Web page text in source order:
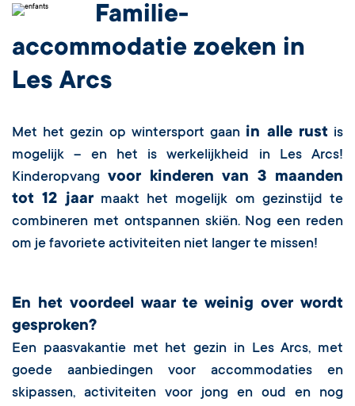
Familie-
accommodatie zoeken in
Les Arcs
Met het gezin op wintersport gaan in alle rust is
mogelijk – en het is werkelijkheid in Les Arcs!
Kinderopvang voor kinderen van 3 maanden
tot 12 jaarmaakt het mogelijk om gezinstijd te
combineren met ontspannen skiën. Nog een reden
om je favoriete activiteiten niet langer te missen!
En het voordeel waar te weinig over wordt
gesproken?
Een paasvakantie met het gezin in Les Arcs, met
goede aanbiedingen voor accommodaties en
skipassen, activiteiten voor jong en oud en nog